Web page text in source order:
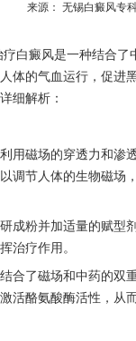
来源： 无锡白癜风专
白癜风是一种结合了
体的气血运行，促进
细解析：
磁场的穿透力和渗
调节人体的生物磁场
粉并加适量的赋型
治疗作用。
了磁场和中药的双
活酪氨酸酶活性，从